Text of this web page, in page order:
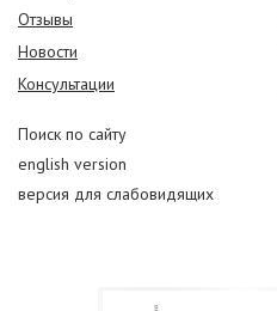
Отзывы
Новости
Консультации
Поиск по сайту
english version
версия для слабовидящих